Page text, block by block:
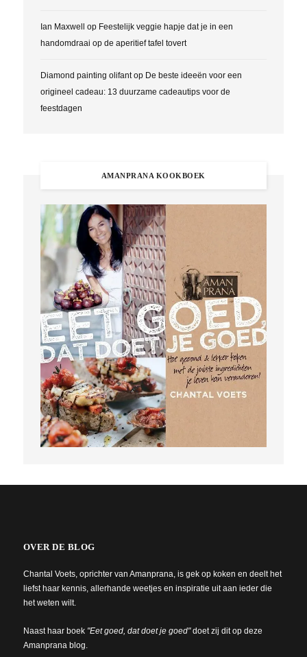
Ian Maxwell op Feestelijk veggie hapje dat je in een
handomdraai op de aperitief tafel tovert
Diamond painting olifantop De beste ideeën voor een
origineel cadeau: 13 duurzame cadeautips voor de
feestdagen
AMANPRANA KOOKBOEK
OVER DE BLOG
Chantal Voets, oprichter van Amanprana, is gek op koken en deelt het
liefst haar kennis, allerhande weetjes en inspiratie uit aan ieder die
het weten wilt.
Naast haar boek "Eet goed, dat doet je goed"doet zij dit op deze
Amanprana blog.